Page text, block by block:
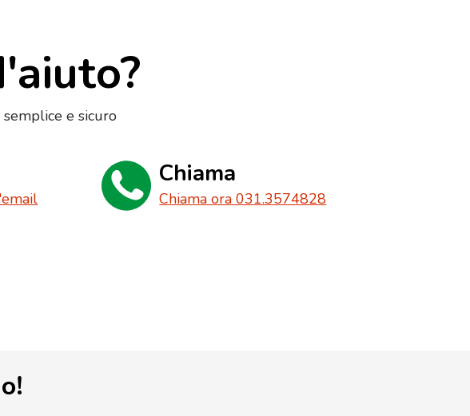
e sicuro
Chiama
Chiama ora 031.3574828